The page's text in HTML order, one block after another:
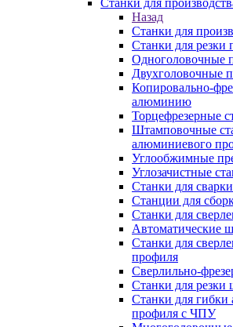
Станки для
Назад
Станки для
Станки для резки
Одноголовочные
Двухголовочные
Копировально-
алюминию
Торцефрезерные
Штамповочные
алюминиевого
Углообжимные
Углозачистные
Станки для
Станции для
Станки для
Автоматические
Станки для
профиля
Сверлильно-
Станки для резки
Станки для
профиля с ЧПУ